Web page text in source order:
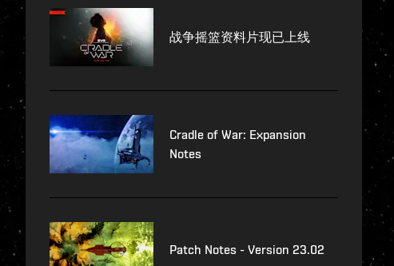
战争摇篮资料片现已上线
Cradle of War: Expansion
Notes
Patch Notes - Version 23.02